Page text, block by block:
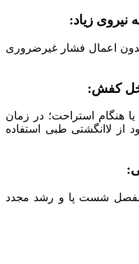
نیروی زیاد:
بدون اعمال فشار غیرضروری
کفش:
هنگام استراحت؛ در زمان
از لاانگشتی طبی استفاده
:
شست پا و رشد مجدد